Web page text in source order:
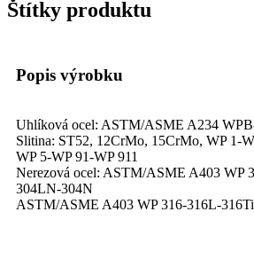
Štítky produktu
Popis výrobku
Uhlíková ocel: ASTM/ASME A234
Slitina: ST52, 12CrMo, 15CrMo, WP 1-
WP 5-WP 91-WP 911
Nerezová ocel: ASTM/ASME A403 WP
304LN-304N
ASTM/ASME A403 WP 316-316L-